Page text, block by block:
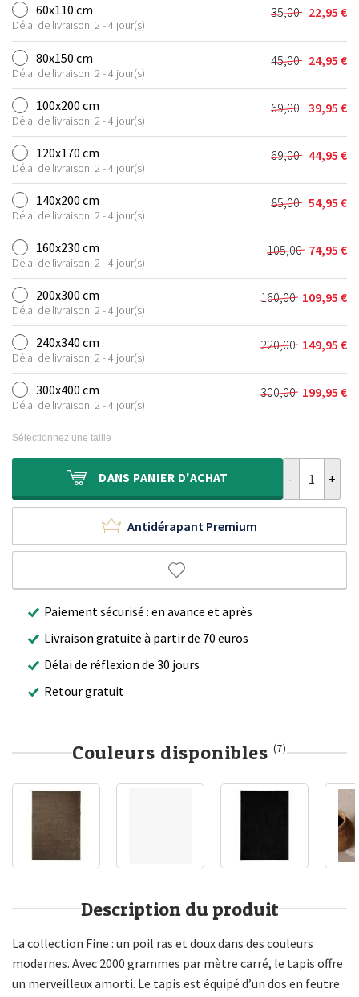
60x110 cm
Délai de livraison: 2 - 4 jour(s)
35,00
Le
prix
initial
était :
35,00 €.
22,95 €
Le
prix
actuel
est :
22,95 €.
80x150 cm
Délai de livraison: 2 - 4 jour(s)
45,00
Le
prix
initial
était :
45,00 €.
24,95 €
Le
prix
actuel
est :
24,95 €.
100x200 cm
Délai de livraison: 2 - 4 jour(s)
69,00
Le
prix
initial
était :
69,00 €.
39,95 €
Le
prix
actuel
est :
39,95 €.
120x170 cm
Délai de livraison: 2 - 4 jour(s)
69,00
Le
prix
initial
était :
69,00 €.
44,95 €
Le
prix
actuel
est :
44,95 €.
140x200 cm
Délai de livraison: 2 - 4 jour(s)
85,00
Le
prix
initial
était :
85,00 €.
54,95 €
Le
prix
actuel
est :
54,95 €.
160x230 cm
Délai de livraison: 2 - 4 jour(s)
105,00
Le
prix
initial
était :
105,00 €.
74,95 €
Le
prix
actuel
est :
74,95 €.
200x300 cm
Délai de livraison: 2 - 4 jour(s)
160,00
Le
prix
initial
était :
160,00 €.
109,95 €
Le
prix
actuel
est :
109,95 €.
240x340 cm
Délai de livraison: 2 - 4 jour(s)
220,00
Le
prix
initial
était :
149,95 €
Le
prix
actuel
est :
300x400 cm
Délai de livraison: 2 - 4 jour(s)
300,00
Le
300,00 €.
199,95 €
Le
199,95 €.
Sélectionnez une taille
DANS PANIER D'ACHAT
Antidérapant Premium
Paiement sécurisé : en avance et après
Livraison gratuite à partir de 70 euros
Délai de réflexion de 30 jours
Retour gratuit
Couleurs disponibles (7)
Description du produit
La collection Fine : un poil ras et doux dans des couleurs
modernes. Avec 2000 grammes par mètre carré, le tapis offre
un merveilleux amorti. Le tapis est équipé d’un dos en feutre